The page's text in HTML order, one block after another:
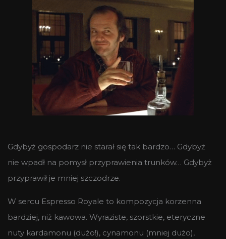
Gdybyż gospodarz nie starał się tak bardzo… Gdybyż
nie wpadł na pomysł przyprawienia trunków… Gdybyż
przyprawił je mniej szczodrze.
W sercu Espresso Royale to kompozycja korzenna
bardziej, niż kawowa. Wyraziste, szorstkie, eteryczne
nuty kardamonu (dużo!), cynamonu (mniej dużo),